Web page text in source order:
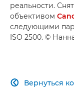
реальности.
объективом
следующими
ISO 2500. ©
Вернуться
